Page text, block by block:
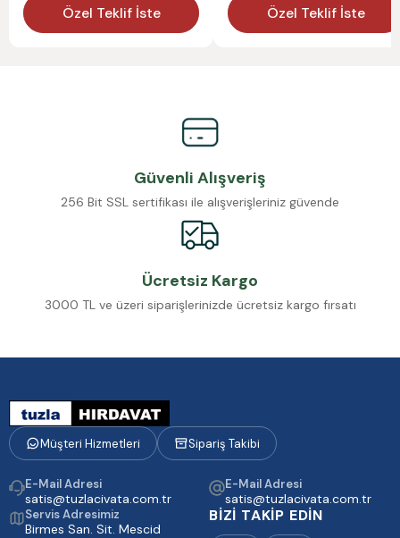
Özel Teklif İste Özel Teklif İste
Güvenli Alışveriş
256 Bit SSL sertifikası ile alışverişleriniz güvende
Ücretsiz Kargo
3000 TL ve üzeri siparişlerinizde ücretsiz kargo fırsatı
Müşteri Hizmetleri Sipariş Takibi
E-Mail Adresi
satis@tuzlacivata.com.tr
E-Mail Adresi
satis@tuzlacivata.com.tr
Servis Adresimiz
Birmes San. Sit. Mescid
BİZİ TAKİP EDİN